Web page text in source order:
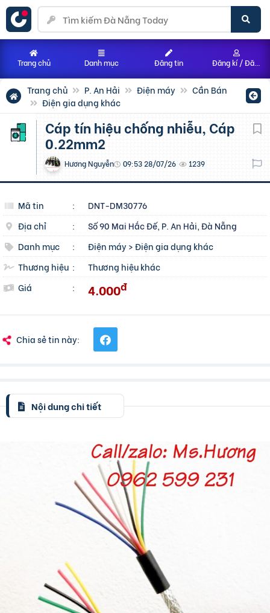
Trang chủ P. An Hải Điện máy
Cần Bán
Điện gia dụng khác
Cáp tín hiệu chống nhiễu, Cáp
0.22mm2
Hương Nguyễn 09:53 28/07/26 1239
Mã tin :
DNT-DM30776
Địa chỉ
:
Số 90 Mai Hắc Đế, P. An Hải, Đà Nẵng
Danh mục
: Điện máy>Điện gia dụng khác
Thương hiệu :
Thương hiệu khác
Giá
: 4.000đ
Chia sẻ tin này:
Nội dung chi tiết
Trang chủ Danh mục Đăng tin